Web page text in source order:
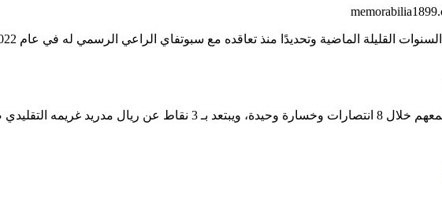
يحتل البارسا صدارة ترتيب الليجا برصيد 24 نقطة، جمعهم خلال 8 انتصارات وخسارة وحيدة، ويبتعد بـ 3 نقاط عن ريال